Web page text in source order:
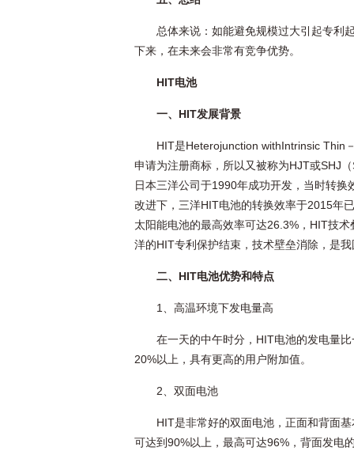
总体来说：如能避免规模过大引起专利
下来，在未来会非常有竞争优势。
HIT电池
一、HIT发展背景
HIT是Heterojunction withIntrinsic Thin
申请为注册商标，所以又被称为HJT或SHJ
日本三洋公司于1990年成功开发，当时转
改进下，三洋HIT电池的转换效率于2015年
太阳能电池的最高效率可达26.3%，HIT技
洋的HIT专利保护结束，技术壁垒消除，是
二、HIT电池优势和特点
1、高温环境下发电量高
在一天的中午时分，HIT电池的发电量
20%以上，具有更高的用户附加值。
2、双面电池
HIT是非常好的双面电池，正面和背面
可达到90%以上，最高可达96%，背面发电